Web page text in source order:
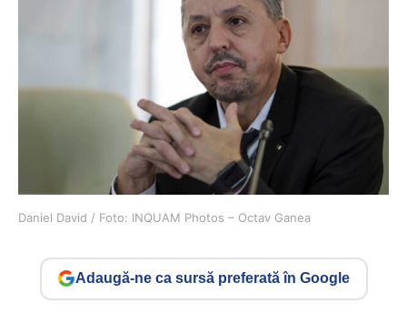
Daniel David / Foto: INQUAM Photos – Octav Ganea
Adaugă-ne ca sursă preferată în Google